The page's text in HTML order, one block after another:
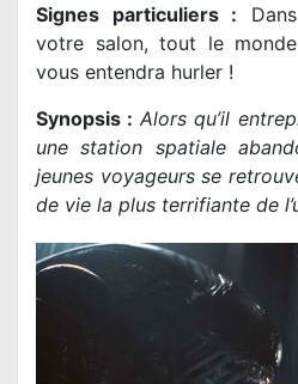
Signes particuliers : Dans
votre salon, tout le monde
vous entendra hurler !
Synopsis : Alors qu’il
une station spatiale
jeunes voyageurs se
de vie la plus terrifiante de